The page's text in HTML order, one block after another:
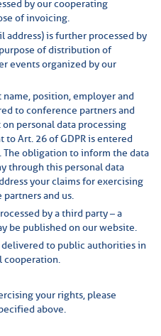
by our cooperating
of invoicing.
address) is further processed by
of distribution of
events organized by our
name, position, employer and
to conference partners and
personal data processing
Art. 26 of GDPR is entered
obligation to inform the data
through this personal data
your claims for exercising
and us.
by a third party – a
be published on our website.
delivered to public authorities in
cooperation.
your rights, please
above.